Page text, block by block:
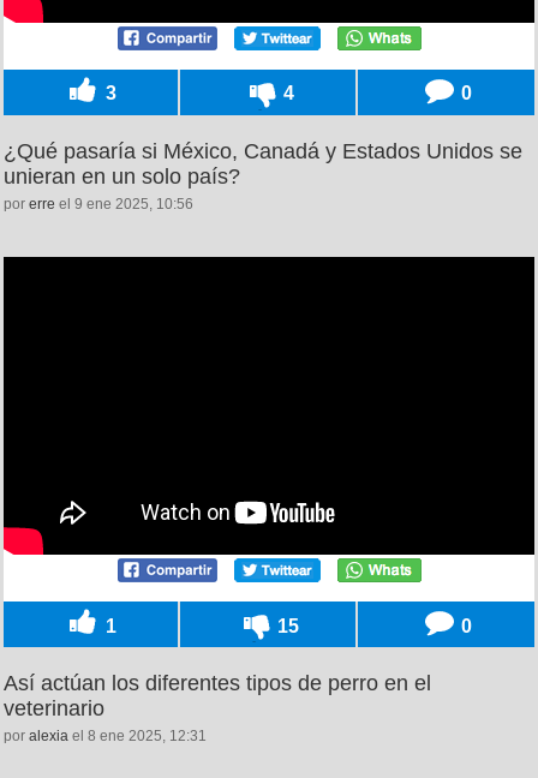
3 4 0
¿Qué pasaría si México, Canadá y Estados Unidos se
unieran en un solo país?
por erre el 9 ene 2025, 10:56
1 15 0
Así actúan los diferentes tipos de perro en el
veterinario
por alexia el 8 ene 2025, 12:31